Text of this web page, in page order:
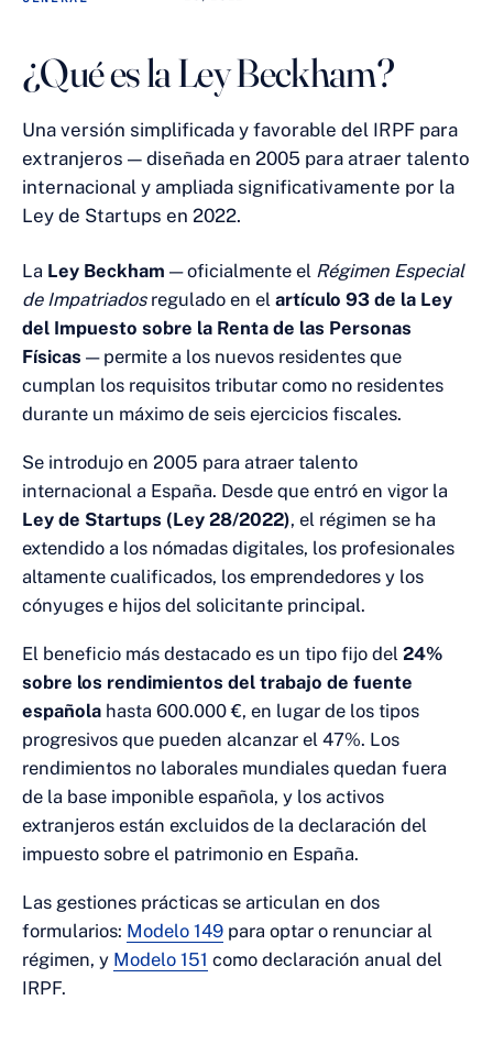
¿Qué es la Ley Beckham?
Una versión simplificada y favorable del IRPF para
extranjeros — diseñada en 2005 para atraer talento
internacional y ampliada significativamente por la
Ley de Startups en 2022.
La Ley Beckham — oficialmente el Régimen Especial
de Impatriadosregulado en el artículo 93 de la Ley
del Impuesto sobre la Renta de las Personas
Físicas — permite a los nuevos residentes que
cumplan los requisitos tributar como no residentes
durante un máximo de seis ejercicios fiscales.
Se introdujo en 2005 para atraer talento
internacional a España. Desde que entró en vigor la
Ley de Startups (Ley 28/2022), el régimen se ha
extendido a los nómadas digitales, los profesionales
altamente cualificados, los emprendedores y los
cónyuges e hijos del solicitante principal.
El beneficio más destacado es un tipo fijo del 24%
sobre los rendimientos del trabajo de fuente
española hasta 600.000 €, en lugar de los tipos
progresivos que pueden alcanzar el 47%. Los
rendimientos no laborales mundiales quedan fuera
de la base imponible española, y los activos
extranjeros están excluidos de la declaración del
impuesto sobre el patrimonio en España.
Las gestiones prácticas se articulan en dos
formularios: Modelo 149 para optar o renunciar al
régimen, y Modelo 151 como declaración anual del
IRPF.